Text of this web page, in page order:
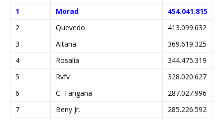
1
Morad
454.041.815
2
Quevedo
413.099.632
3
Aitana
369.619.325
4
Rosalía
344.475.319
5
Rvfv
328.020.627
6
C. Tangana
287.027.996
7
Beny Jr.
285.226.592